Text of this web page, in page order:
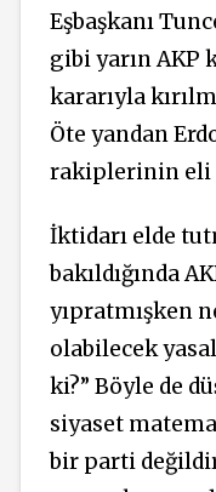
Eşbaşkanı
gibi yarın AKP
kararıyla
Öte yandan
rakiplerinin eli
İktidarı elde
bakıldığında
yıpratmışken
olabilecek
ki?” Böyle de
siyaset
bir parti